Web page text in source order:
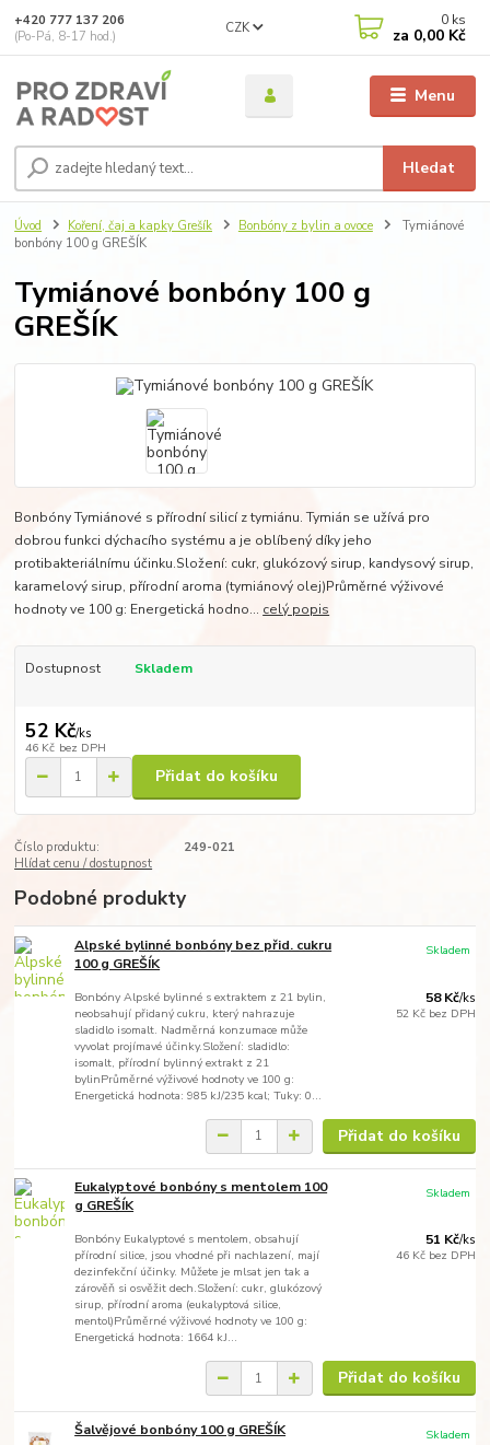
Menu
CZK
Hledat
+420 777 137 206
(Po-Pá, 8-17 hod.)
0 ks
za 0,00 Kč
Úvod Koření, čaj a kapky Grešík Bonbóny z bylin a ovoce
Tymiánové
bonbóny 100 g GREŠÍK
Tymiánové bonbóny 100 g
GREŠÍK
Bonbóny Tymiánové s přírodní silicí z tymiánu. Tymián se užívá pro
dobrou funkci dýchacího systému a je oblíbený díky jeho
protibakteriálnímu účinku.Složení: cukr, glukózový sirup, kandysový sirup,
karamelový sirup, přírodní aroma (tymiánový olej)Průměrné výživové
hodnoty ve 100 g: Energetická hodno... celý popis
Dostupnost Skladem
52 Kč/ks
46 Kč bez DPH
Přidat do košíku
Číslo produktu:
249-021
Hlídat cenu / dostupnost
Podobné produkty
Alpské bylinné bonbóny bez přid. cukru
100 g GREŠÍK
Bonbóny Alpské bylinné s extraktem z 21 bylin,
neobsahují přidaný cukru, který nahrazuje
sladidlo isomalt. Nadměrná konzumace může
vyvolat projímavé účinky.Složení: sladidlo:
isomalt, přírodní bylinný extrakt z 21
bylinPrůměrné výživové hodnoty ve 100 g:
Energetická hodnota: 985 kJ/235 kcal; Tuky: 0...
58 Kč/ks
52 Kč bez DPH
Skladem
Přidat do košíku
Eukalyptové bonbóny s mentolem 100
g GREŠÍK
Bonbóny Eukalyptové s mentolem, obsahují
přírodní silice, jsou vhodné při nachlazení, mají
dezinfekční účinky. Můžete je mlsat jen tak a
zárověň si osvěžit dech.Složení: cukr, glukózový
sirup, přírodní aroma (eukalyptová silice,
mentol)Průměrné výživové hodnoty ve 100 g:
Energetická hodnota: 1664 kJ...
51 Kč/ks
46 Kč bez DPH
Skladem
Přidat do košíku
Šalvějové bonbóny 100 g GREŠÍK Skladem